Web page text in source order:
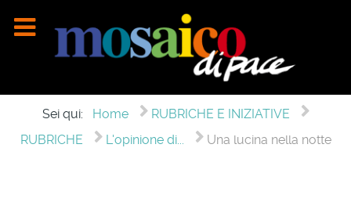
Sei qui: Home
RUBRICHE E INIZIATIVE
RUBRICHE
L'opinione di... Una lucina nella notte